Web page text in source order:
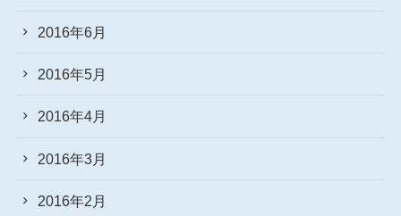
2016年6月
2016年5月
2016年4月
2016年3月
2016年2月